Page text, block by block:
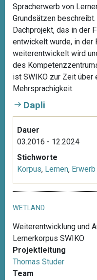
Spracherwerb von
Grundsätzen
Dachprojekt, das in der
entwickelt wurde, in
weiterentwickelt wird
des
ist SWIKO zur Zeit
Mehrsprachigkeit.
Dapli
Dauer
03.2016 - 12.2024
Stichworte
Korpus, Lernen, Erwerb
WETLAND
Weiterentwicklung und
Lernerkorpus SWIKO
Projektleitung
Thomas Studer
Team